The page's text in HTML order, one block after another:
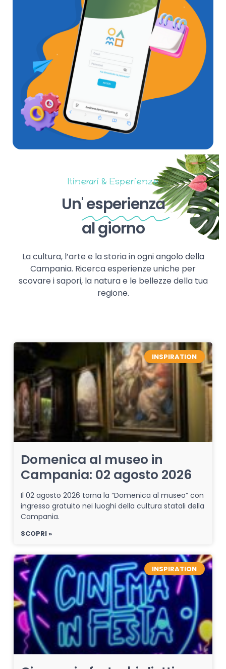
Itinerari & Esperienze
Un'esperienza
al giorno
La cultura, l’arte e la storia in ogni angolo della
Campania. Ricerca esperienze uniche per
scovare i sapori, la natura e le bellezze della tua
regione.
INSPIRATION
Domenica al museo in
Campania: 02 agosto 2026
Il 02 agosto 2026 torna la “Domenica al museo” con
ingresso gratuito nei luoghi della cultura statali della
Campania.
SCOPRI »
INSPIRATION